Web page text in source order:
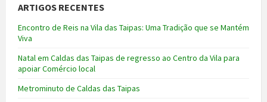
ARTIGOS RECENTES
Encontro de Reis na Vila das Taipas: Uma Tradição que se Mantém
Viva
Natal em Caldas das Taipas de regresso ao Centro da Vila para
apoiar Comércio local
Metrominuto de Caldas das Taipas